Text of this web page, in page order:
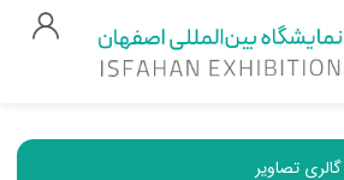
گالری تصاویر